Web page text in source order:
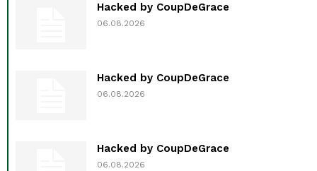
Hacked by CoupDeGrace
06.08.2026
Hacked by CoupDeGrace
06.08.2026
Hacked by CoupDeGrace
06.08.2026